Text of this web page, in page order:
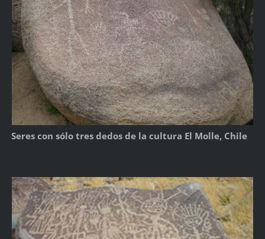
Seres con sólo tres dedos de la cultura El Molle, Chile